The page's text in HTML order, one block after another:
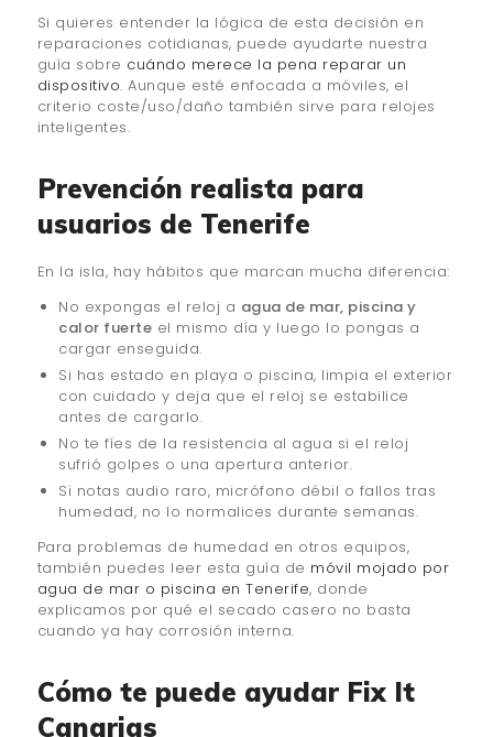
Si quieres entender la lógica de esta decisión en
reparaciones cotidianas, puede ayudarte nuestra
guía sobre cuándo merece la pena reparar un
dispositivo. Aunque esté enfocada a móviles, el
criterio coste/uso/daño también sirve para relojes
inteligentes.
Prevención realista para
usuarios de Tenerife
En la isla, hay hábitos que marcan mucha diferencia:
No expongas el reloj a agua de mar, piscina y
calor fuerte el mismo día y luego lo pongas a
cargar enseguida.
Si has estado en playa o piscina, limpia el exterior
con cuidado y deja que el reloj se estabilice
antes de cargarlo.
No te fíes de la resistencia al agua si el reloj
sufrió golpes o una apertura anterior.
Si notas audio raro, micrófono débil o fallos tras
humedad, no lo normalices durante semanas.
Para problemas de humedad en otros equipos,
también puedes leer esta guía de móvil mojado por
agua de mar o piscina en Tenerife, donde
explicamos por qué el secado casero no basta
cuando ya hay corrosión interna.
Cómo te puede ayudar Fix It
Canarias